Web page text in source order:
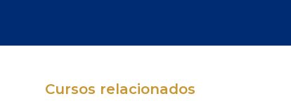
Cursos relacionados